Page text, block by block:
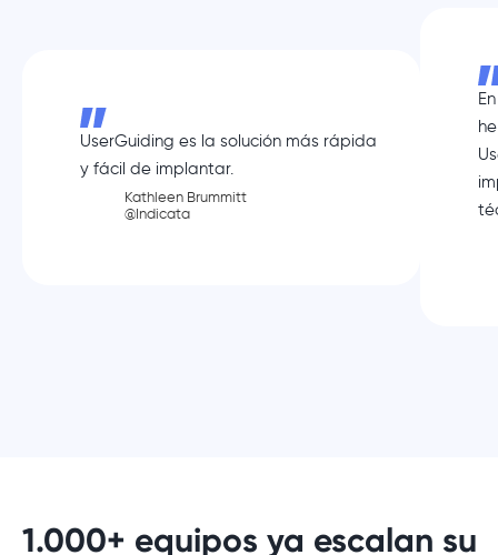
UserGuiding es la solución más rápida
y fácil de implantar.
Kathleen Brummitt
@Indicata
1.000+ equipos ya escalan su